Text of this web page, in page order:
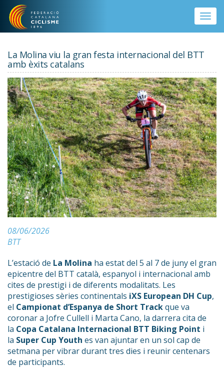
Vés al contingut
Toggle
La Molina viu la gran festa internacional del BTT
amb èxits catalans
08/06/2026
BTT
L’estació de La Molina ha estat del 5 al 7 de juny el gran
epicentre del BTT català, espanyol i internacional amb
cites de prestigi i de diferents modalitats. Les
prestigioses sèries continentals iXS European DH Cup,
el Campionat d’Espanya de Short Trackque va
coronar a Jofre Cullell i Marta Cano, la darrera cita de
la Copa Catalana Internacional BTT Biking Point i
la Super Cup Youth es van ajuntar en un sol cap de
setmana per vibrar durant tres dies i reunir centenars
de participants.